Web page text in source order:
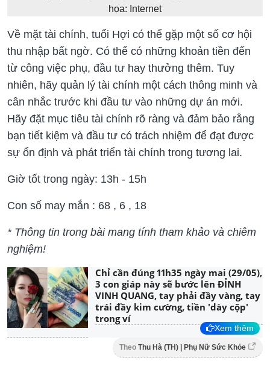
họa: Internet
Về mặt tài chính, tuổi Hợi có thể gặp một số cơ hội
thu nhập bất ngờ. Có thể có những khoản tiền đến
từ công việc phụ, đầu tư hay thưởng thêm. Tuy
nhiên, hãy quản lý tài chính một cách thông minh và
cân nhắc trước khi đầu tư vào những dự án mới.
Hãy đặt mục tiêu tài chính rõ ràng và đảm bảo rằng
bạn tiết kiệm và đầu tư có trách nhiệm để đạt được
sự ổn định và phát triển tài chính trong tương lai.
Giờ tốt trong ngày: 13h - 15h
Con số may mắn : 68 , 6 , 18
* Thông tin trong bài mang tính tham khảo và chiêm
nghiệm!
Chỉ cần đúng 11h35 ngày mai (29/05),
3 con giáp này sẽ bước lên ĐỈNH
VINH QUANG, tay phải đầy vàng, tay
trái đầy kim cường, tiền 'dày cộp'
trong ví
Xem thêm
Theo Thu Hà (TH) | Phụ Nữ Sức Khỏe